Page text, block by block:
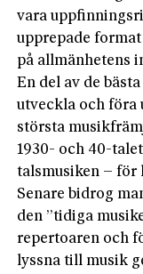
vara
upprepade
på allmänhetens
En del av de
utveckla och föra
största
1930- och 40-
talsmusiken – för
Senare bidrog
den ”tidiga
repertoaren och
lyssna till musik